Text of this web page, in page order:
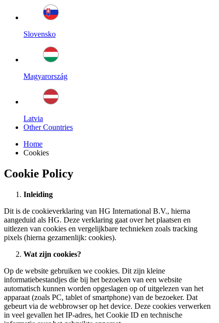
Slovensko
Magyarország
Latvia
Other Countries
Home
Cookies
Cookie Policy
Inleiding
Dit is de cookieverklaring van HG International B.V., hierna
aangeduid als HG. Deze verklaring gaat over het plaatsen en
uitlezen van cookies en vergelijkbare technieken zoals tracking
pixels (hierna gezamenlijk: cookies).
Wat zijn cookies?
Op de website gebruiken we cookies. Dit zijn kleine
informatiebestandjes die bij het bezoeken van een website
automatisch kunnen worden opgeslagen op of uitgelezen van het
apparaat (zoals PC, tablet of smartphone) van de bezoeker. Dat
gebeurt via de webbrowser op het device. Deze cookies verwerken
in veel gevallen het IP-adres, het Cookie ID en technische